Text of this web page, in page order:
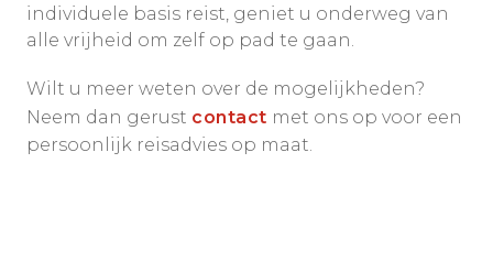
individuele basis reist, geniet u onderweg van
alle vrijheid om zelf op pad te gaan.
Wilt u meer weten over de mogelijkheden?
Neem dan gerust contact met ons op voor een
persoonlijk reisadvies op maat.